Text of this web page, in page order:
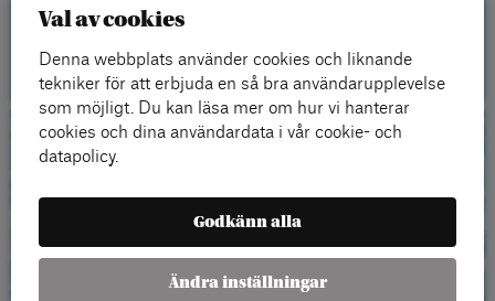
Beställ gratis
material
Val av cookies
Denna webbplats använder cookies och liknande
tekniker för att erbjuda en så bra användarupplevelse
som möjligt. Du kan läsa mer om hur vi hanterar
cookies och dina användardata i vår cookie- och
datapolicy.
Godkänn alla
Ändra inställningar